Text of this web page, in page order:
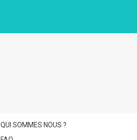
QUI SOMMES NOUS ?